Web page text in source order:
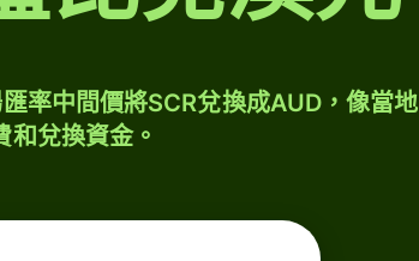
率中間價將SCR兌換成AUD，像當地
和兌換資金。